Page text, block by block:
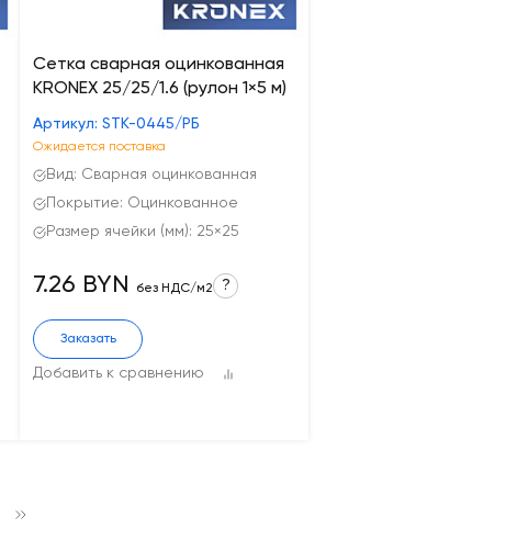
Сетка сварная оцинкованная
KRONEX 25/25/1.6 (рулон 1×5 м)
Артикул: STK-0445/РБ
Ожидается поставка
Вид: Сварная оцинкованная
Покрытие: Оцинкованное
Размер ячейки (мм): 25×25
Добавить к сравнению
7.26 BYN без НДС/м2 ?
Заказать